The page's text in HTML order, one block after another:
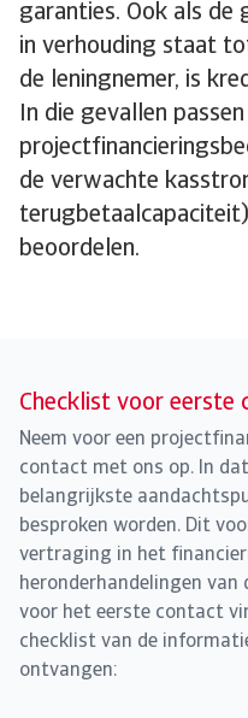
garanties. Ook als de
in verhouding staat
de leningnemer, is
In die gevallen
de verwachte
beoordelen.
Checklist voor eerste
Neem voor een
contact met ons op. In
belangrijkste
besproken worden. Dit
vertraging in het
heronderhandelingen
voor het eerste contact
checklist van de
ontvangen: